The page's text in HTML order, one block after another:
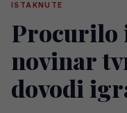
ISTAKNUTE
Procurilo
novinar
dovodi